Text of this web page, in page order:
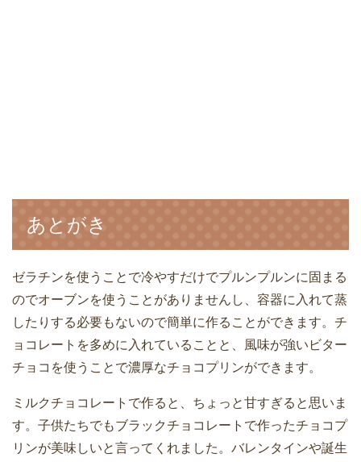
あとがき
ゼラチンを使うことで冷やすだけでプルンプルンに固まる
のでオーブンを使うことがありませんし、容器に入れて蒸
したりする必要もないので簡単に作ることができます。チ
ョコレートを多めに入れていることと、風味が強いビター
チョコを使うことで濃厚なチョコプリンができます。
ミルクチョコレートで作ると、ちょっと甘すぎると思いま
す。子供たちでもブラックチョコレートで作ったチョコプ
リンが美味しいと言ってくれました。バレンタインや誕生